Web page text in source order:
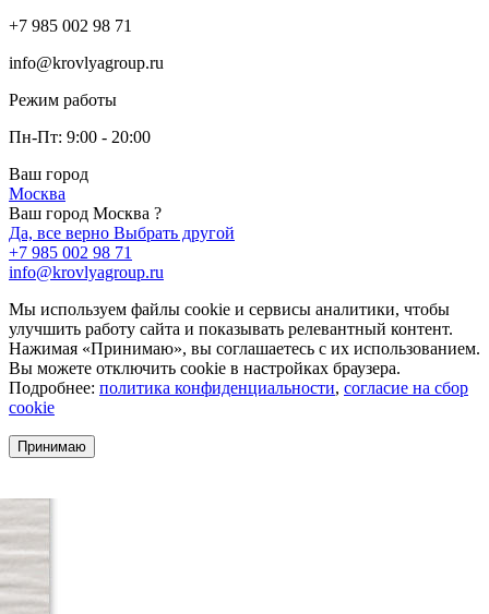
+7 985 002 98 71
info@krovlyagroup.ru
Режим работы
Пн-Пт: 9:00 - 20:00
Ваш город
Москва
Ваш город Москва ?
Да, все верно Выбрать другой
+7 985 002 98 71
info@krovlyagroup.ru
Мы используем файлы cookie и сервисы аналитики, чтобы
улучшить работу сайта и показывать релевантный контент.
Нажимая «Принимаю», вы соглашаетесь с их использованием.
Вы можете отключить cookie в настройках браузера.
Подробнее: политика конфиденциальности, согласие на сбор
cookie
Принимаю